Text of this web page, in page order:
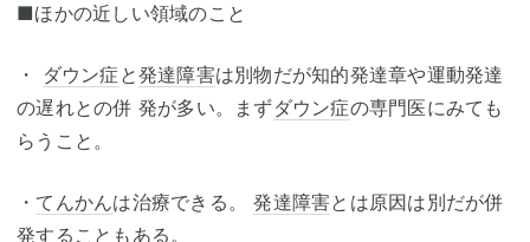
■ほかの近しい領域のこと
・ ダウン症 と発達障害は別物だが知的発達章や運動発達
の遅れとの併 発が多い。まずダウン症の専門医にみても
らうこと。
・ てんかんは治療できる。発達障害とは原因は別だが併
発することもある。